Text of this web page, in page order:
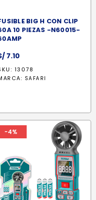
BIG H CON CLIP
10 PIEZAS -N60015-
7.10
13078
SAFARI
-4%